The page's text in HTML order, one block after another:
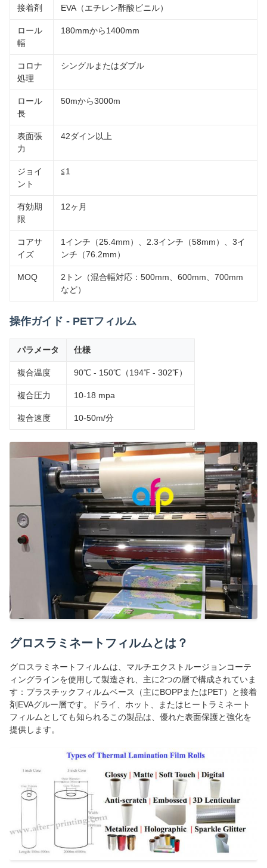
接着剤 EVA（エチレン酢酸ビニル）
ロール
幅
180mmから1400mm
コロナ
処理
シングルまたはダブル
ロール
長
50mから3000m
表面張
力
42ダイン以上
ジョイ
ント
≦1
有効期
限
12ヶ月
コアサ
イズ
1インチ（25.4mm）、2.3インチ（58mm）、3イ
ンチ（76.2mm）
MOQ
2トン（混合幅対応：500mm、600mm、700mm
など）
操作ガイド - PETフィルム
パラメータ 仕様
複合温度 90℃ - 150℃（194℉ - 302℉）
複合圧力 10-18 mpa
複合速度 10-50m/分
グロスラミネートフィルムとは？
グロスラミネートフィルムは、マルチエクストルージョンコーテ
ィングラインを使用して製造され、主に2つの層で構成されていま
す：プラスチックフィルムベース（主にBOPPまたはPET）と接着
剤EVAグルー層です。ドライ、ホット、またはヒートラミネート
フィルムとしても知られるこの製品は、優れた表面保護と強化を
提供します。